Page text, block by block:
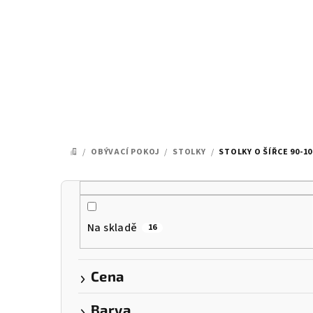
DOMŮ
/ OBÝVACÍ POKOJ / STOLKY / STOLKY O ŠÍŘCE 90-
P
Na skladě 16
Cena
Barva